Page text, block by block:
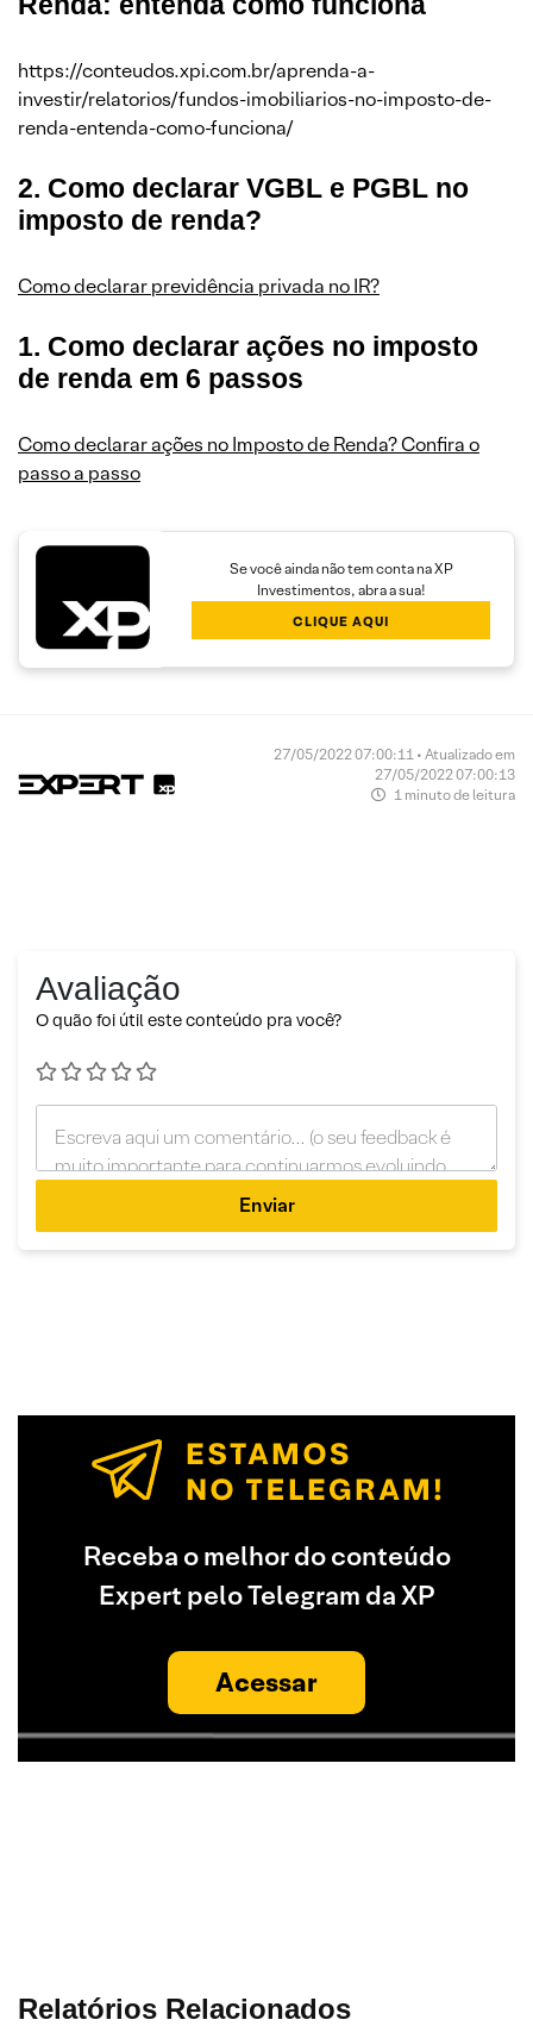
https://conteudos.xpi.com.br/aprenda-a-
investir/relatorios/fundos-imobiliarios-no-imposto-de-
renda-entenda-como-funciona/
2. Como declarar VGBL e PGBL no
imposto de renda?
Como declarar previdência privada no IR?
1. Como declarar ações no imposto
de renda em 6 passos
Como declarar ações no Imposto de Renda? Confira o
passo a passo
Se você ainda não tem conta na XP
Investimentos, abra a sua!
CLIQUE AQUI
27/05/2022 07:00:11 • Atualizado em
27/05/2022 07:00:13
1 minuto de leitura
Avaliação
O quão foi útil este conteúdo pra você?
Enviar
Receba o melhor do conteúdo
Expert pelo Telegram da XP
Acessar
Relatórios Relacionados